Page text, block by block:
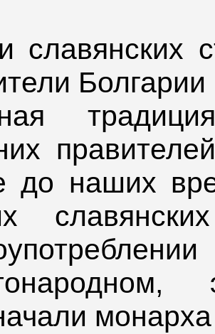
славянских
до наших